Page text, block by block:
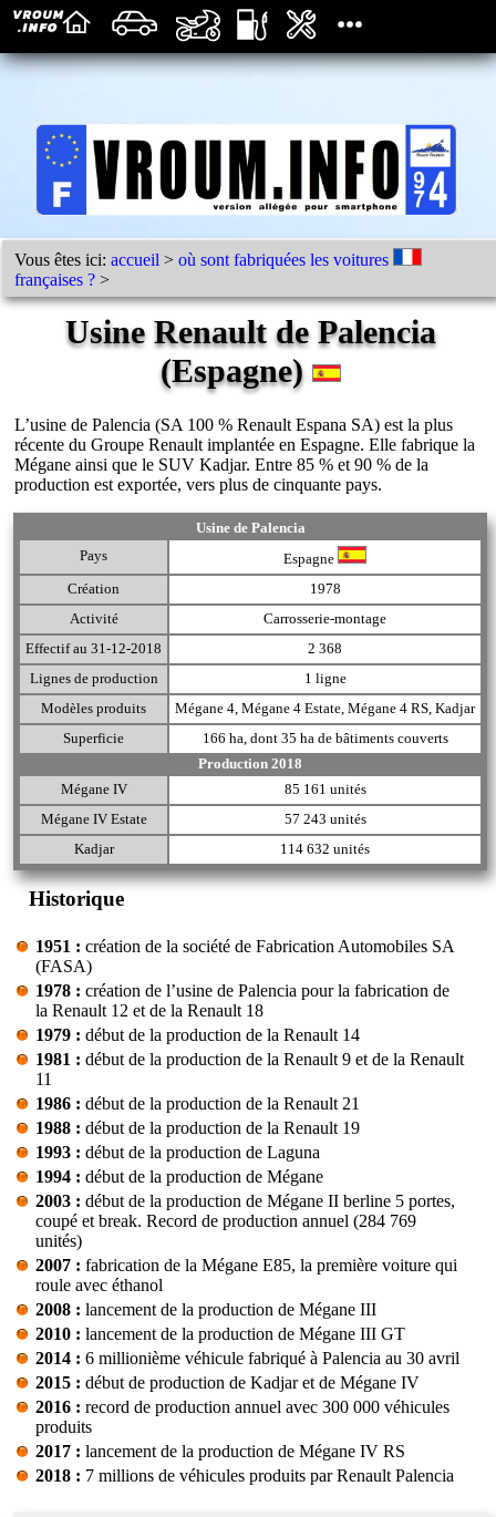
Vous êtes ici:accueil >où sont fabriquées les voitures
françaises ? >
Usine Renault de Palencia
(Espagne)
L’usine de Palencia (SA 100 % Renault Espana SA) est la plus
récente du Groupe Renault implantée en Espagne. Elle fabrique la
Mégane ainsi que le SUV Kadjar. Entre 85 % et 90 % de la
production est exportée, vers plus de cinquante pays.
Usine de Palencia
Pays
Espagne
Création
1978
Activité
Carrosserie-montage
Effectif au 31-12-2018
2 368
Lignes de production
1 ligne
Modèles produits
Mégane 4, Mégane 4 Estate, Mégane 4 RS, Kadjar
Superficie
166 ha, dont 35 ha de bâtiments couverts
Production 2018
Mégane IV
85 161 unités
Mégane IV Estate
57 243 unités
Kadjar
114 632 unités
Historique
1951 : création de la société de Fabrication Automobiles SA
(FASA)
1978 : création de l’usine de Palencia pour la fabrication de
la Renault 12 et de la Renault 18
1979 : début de la production de la Renault 14
1981 : début de la production de la Renault 9 et de la Renault
11
1986 : début de la production de la Renault 21
1988 : début de la production de la Renault 19
1993 : début de la production de Laguna
1994 : début de la production de Mégane
2003 : début de la production de Mégane II berline 5 portes,
coupé et break. Record de production annuel (284 769
unités)
2007 : fabrication de la Mégane E85, la première voiture qui
roule avec éthanol
2008 : lancement de la production de Mégane III
2010 : lancement de la production de Mégane III GT
2014 : 6 millionième véhicule fabriqué à Palencia au 30 avril
2015 : début de production de Kadjar et de Mégane IV
2016 : record de production annuel avec 300 000 véhicules
produits
2017 : lancement de la production de Mégane IV RS
2018 : 7 millions de véhicules produits par Renault Palencia